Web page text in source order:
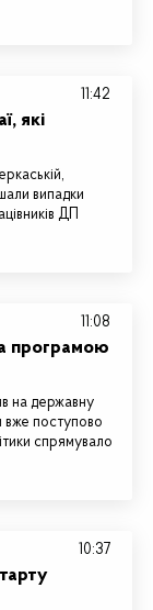
які
випадки
ДП
11:42
програмою
на державну
вже поступово
спрямувало
11:08
10:37